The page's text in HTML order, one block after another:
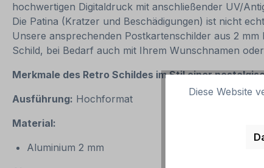
hochwertigen Digitaldruck mit anschließender UV/
Die Patina (Kratzer und Beschädigungen) ist nicht
Unsere ansprechenden Postkartenschilder aus 2
Schild, bei Bedarf auch mit Ihrem Wunschnamen
Merkmale des Retro Schildes im Stil einer
Ausführung: Hochformat
Material:
Aluminium 2 mm
Diese Website